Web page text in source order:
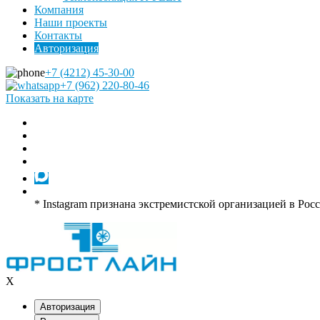
Компания
Наши проекты
Контакты
Авторизация
+7 (4212) 45-30-00
+7 (962) 220-80-46
Показать на карте
* Instagram признана экстремистской организацией в
X
Авторизация